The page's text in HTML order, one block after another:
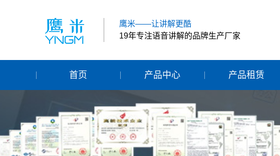
鹰米——让讲解更酷
19年专注语音讲解的品牌生产厂家
首页 产品中心 产品租赁